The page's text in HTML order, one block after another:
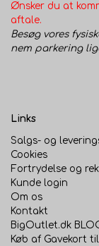
Ønsker du at
aftale.
Besøg vores
nem parkering
Links
Salgs- og
Cookies
Fortrydelse og
Kunde login
Om os
Kontakt
BigOutlet.dk
Køb af Gavekort